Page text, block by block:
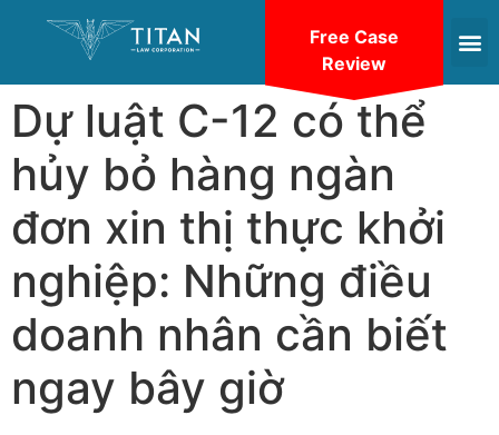
Dự luật C-12 có thể
hủy bỏ hàng ngàn
đơn xin thị thực khởi
nghiệp: Những điều
doanh nhân cần biết
ngay bây giờ
Free Case
Review